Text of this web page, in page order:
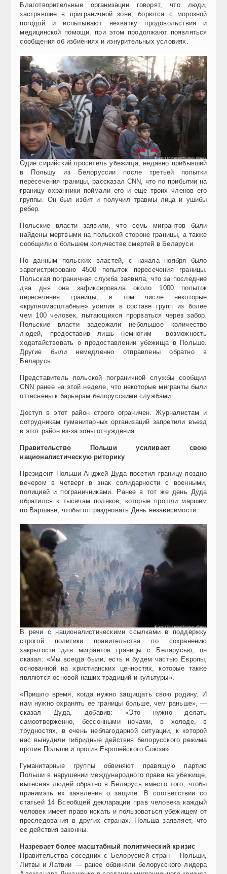
Благотворительные организации говорят, что люди,
застрявшие в приграничной зоне, борются с морозной
погодой и испытывают нехватку продовольствия и
медицинской помощи, при этом продолжают появляться
сообщения об избиениях и изнурительных условиях.
Один сирийский проситель убежища, недавно прибывший
в Польшу из Белоруссии после третьей попытки
пересечения границы, рассказал CNN, что по прибытии на
границу охранники поймали его и еще троих членов его
группы. Он был избит и получил травмы лица и ушибы
ребер.
Польские власти заявили, что семь мигрантов были
найдены мертвыми на польской стороне границы, а также
сообщили о большем количестве смертей в Беларуси.
По данным польских властей, с начала ноября было
зарегистрировано 4500 попыток пересечения границы.
Польская пограничная служба заявила, что за последние
два дня она зафиксировала около 1000 попыток
пересечения границы, в том числе некоторые
«крупномасштабные» усилия в составе групп из более
чем 100 человек, пытающихся прорваться через забор.
Польские власти задержали небольшое количество
людей, предоставив лишь немногим возможность
ходатайствовать о предоставлении убежища в Польше.
Другие были немедленно отправлены обратно в
Беларусь.
Представитель польской пограничной службы сообщил
CNN ранее на этой неделе, что некоторые мигранты были
оттеснены к барьерам белорусскими службами.
Доступ в этот район строго ограничен. Журналистам и
сотрудникам гуманитарных организаций запретили въезд
в этот район из-за зоны отчуждения.
Правительство Польши усиливает свою
националистическую риторику
Президент Польши Анджей Дуда посетил границу поздно
вечером в четверг в знак солидарности с военными,
полицией и пограничниками. Ранее в тот же день Дуда
обратился к тысячам поляков, которые прошли маршем
по Варшаве, чтобы отпраздновать День независимости.
В речи с националистическими ссылками в поддержку
строгой политики правительства по сохранению
закрытости для мигрантов границы с Беларусью, он
сказал: «Мы всегда были, есть и будем частью Европы,
основанной на христианских ценностях, которые также
являются основой наших традиций и культуры».
«Пришло время, когда нужно защищать свою родину. И
нам нужно охранять ее границы больше, чем раньше», —
сказал Дуда, добавив: «Это нужно делать
самоотверженно, бессонными ночами, в холоде, в
трудностях, в очень неблагодарной ситуации, к которой
нас вынудили гибридные действия белорусского режима
против Польши и против Европейского Союза».
Гуманитарные группы обвиняют правящую партию
Польши в нарушении международного права на убежище,
вытесняя людей обратно в Беларусь вместо того, чтобы
принимать их заявления о защите. В соответствии со
статьей 14 Всеобщей декларации прав человека каждый
человек имеет право искать и пользоваться убежищем от
преследования в других странах. Польша заявляет, что
ее действия законны.
Назревает более масштабный политический кризис
Правительства соседних с Белорусией стран – Польши,
Литвы и Латвии — ранее обвиняли белорусского лидера